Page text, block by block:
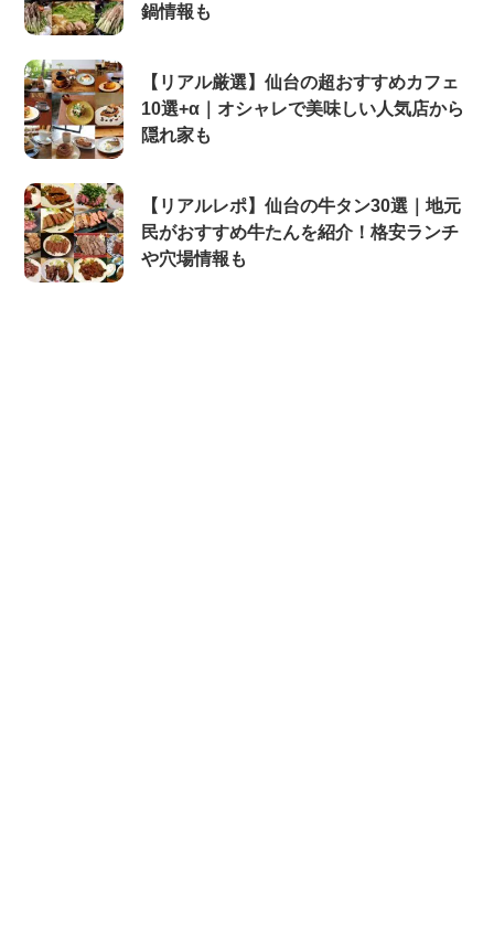
鍋情報も
【リアル厳選】仙台の超おすすめカフェ
10選+α｜オシャレで美味しい人気店から
隠れ家も
【リアルレポ】仙台の牛タン30選｜地元
民がおすすめ牛たんを紹介！格安ランチ
や穴場情報も